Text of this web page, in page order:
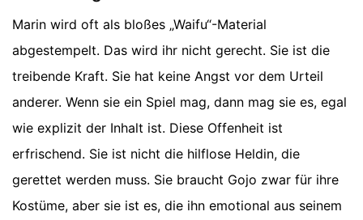
Marin wird oft als bloßes „Waifu“-Material
abgestempelt. Das wird ihr nicht gerecht. Sie ist die
treibende Kraft. Sie hat keine Angst vor dem Urteil
anderer. Wenn sie ein Spiel mag, dann mag sie es, egal
wie explizit der Inhalt ist. Diese Offenheit ist
erfrischend. Sie ist nicht die hilflose Heldin, die
gerettet werden muss. Sie braucht Gojo zwar für ihre
Kostüme, aber sie ist es, die ihn emotional aus seinem